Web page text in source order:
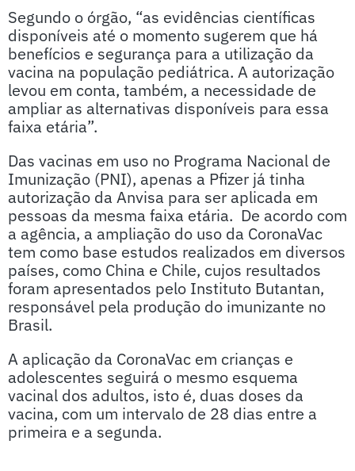
Segundo o órgão, “as evidências científicas
disponíveis até o momento sugerem que há
benefícios e segurança para a utilização da
vacina na população pediátrica. A autorização
levou em conta, também, a necessidade de
ampliar as alternativas disponíveis para essa
faixa etária”.
Das vacinas em uso no Programa Nacional de
Imunização (PNI), apenas a Pfizer já tinha
autorização da Anvisa para ser aplicada em
pessoas da mesma faixa etária. De acordo com
a agência, a ampliação do uso da CoronaVac
tem como base estudos realizados em diversos
países, como China e Chile, cujos resultados
foram apresentados pelo Instituto Butantan,
responsável pela produção do imunizante no
Brasil.
A aplicação da CoronaVac em crianças e
adolescentes seguirá o mesmo esquema
vacinal dos adultos, isto é, duas doses da
vacina, com um intervalo de 28 dias entre a
primeira e a segunda.